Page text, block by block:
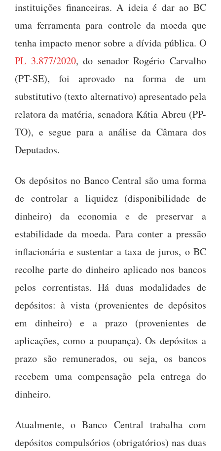
instituições financeiras. A ideia é dar ao BC
uma ferramenta para controle da moeda que
tenha impacto menor sobre a dívida pública. O
PL 3.877/2020, do senador Rogério Carvalho
(PT-SE), foi aprovado na forma de um
substitutivo (texto alternativo) apresentado pela
relatora da matéria, senadora Kátia Abreu (PP-
TO), e segue para a análise da Câmara dos
Deputados.
Os depósitos no Banco Central são uma forma
de controlar a liquidez (disponibilidade de
dinheiro) da economia e de preservar a
estabilidade da moeda. Para conter a pressão
inflacionária e sustentar a taxa de juros, o BC
recolhe parte do dinheiro aplicado nos bancos
pelos correntistas. Há duas modalidades de
depósitos: à vista (provenientes de depósitos
em dinheiro) e a prazo (provenientes de
aplicações, como a poupança). Os depósitos a
prazo são remunerados, ou seja, os bancos
recebem uma compensação pela entrega do
dinheiro.
Atualmente, o Banco Central trabalha com
depósitos compulsórios (obrigatórios) nas duas